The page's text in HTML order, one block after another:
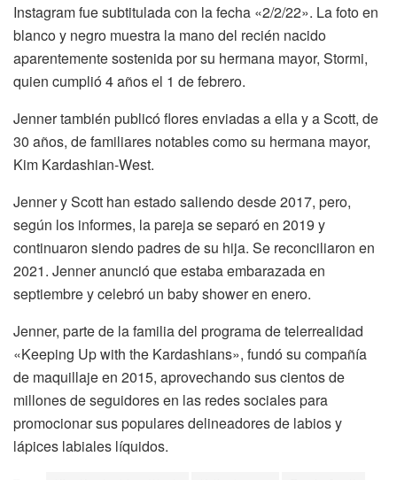
Instagram fue subtitulada con la fecha «2/2/22». La foto en
blanco y negro muestra la mano del recién nacido
aparentemente sostenida por su hermana mayor, Stormi,
quien cumplió 4 años el 1 de febrero.
Jenner también publicó flores enviadas a ella y a Scott, de
30 años, de familiares notables como su hermana mayor,
Kim Kardashian-West.
Jenner y Scott han estado saliendo desde 2017, pero,
según los informes, la pareja se separó en 2019 y
continuaron siendo padres de su hija. Se reconciliaron en
2021. Jenner anunció que estaba embarazada en
septiembre y celebró un baby shower en enero.
Jenner, parte de la familia del programa de telerrealidad
«Keeping Up with the Kardashians», fundó su compañía
de maquillaje en 2015, aprovechando sus cientos de
millones de seguidores en las redes sociales para
promocionar sus populares delineadores de labios y
lápices labiales líquidos.